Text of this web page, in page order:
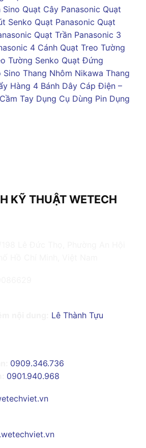
Sino Quạt Cây Panasonic Quạt
Senko Quạt Panasonic Quạt
Quạt Trần Panasonic 3
4 Cánh Quạt Treo Tường
Tường Senko Quạt Đứng
Sino Thang Nhôm Nikawa Thang
Hàng 4 Bánh Dây Cáp Điện –
Tay Dụng Cụ Dùng Pin Dụng
KỸ THUẬT WETECH
Lê Thành Tựu
0909.346.736
0901.940.968